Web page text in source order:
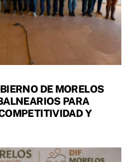
DE MORELOS
PARA
Y